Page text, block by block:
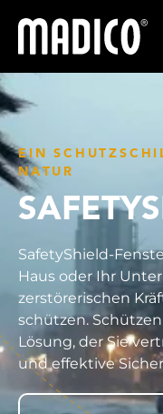
Madico
EIN
NATUR
SafetyShield-
Haus oder Ihr
zerstörerischen
schützen.
Lösung, der Sie
und effektive